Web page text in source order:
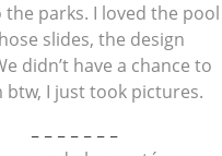
the parks. I loved the pool
slides, the design
didn’t have a chance to
btw, I just took pictures.
– – – – – – –